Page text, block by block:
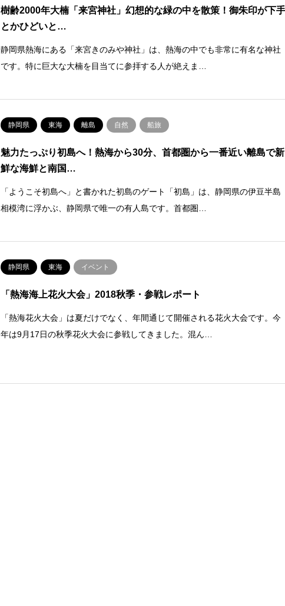
樹齢2000年大楠「来宮神社」幻想的な緑の中を散策！御朱印が下
とかひどいと…
静岡県熱海にある「来宮きのみや神社」は、熱海の中でも非常に有名な神社
です。特に巨大な大楠を目当てに参拝する人が絶えま…
静岡県 東海 離島 自然 船旅
魅力たっぷり初島へ！熱海から30分、首都圏から一番近い離島で新
鮮な海鮮と南国…
「ようこそ初島へ」と書かれた初島のゲート「初島」は、静岡県の伊豆半島
相模湾に浮かぶ、静岡県で唯一の有人島です。首都圏…
静岡県 東海 イベント
「熱海海上花火大会」2018秋季・参戦レポート
「熱海花火大会」は夏だけでなく、年間通じて開催される花火大会です。今
年は9月17日の秋季花火大会に参戦してきました。混ん…